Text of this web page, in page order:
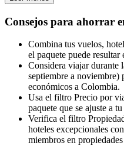
Consejos para ahorrar
Combina tus vuelos,
el paquete puede
Considera viajar durante
septiembre a noviembre)
económicos a Colombia.
Usa el filtro Precio por
paquete que se ajuste a
Verifica el filtro
hoteles excepcionales
miembros en